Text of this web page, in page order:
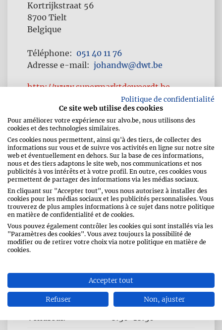
Kortrijkstraat 56
8700 Tielt
Belgique
Téléphone
051 40 11 76
Adresse e-mail
johandw@dwt.be
http://www.supermarktdeweerdt.be
HEURES D 'OUVERTURE
Jour
Time
slot
Lundi: 8:30-18:30
8:30-18:30
Jeudi: 8:30-18:30
Vendredi: 8:30-18:30
Politique de confidentialité
Ce site web utilise des cookies
Pour améliorer votre expérience sur alvo.be, nous utilisons des
cookies et des technologies similaires.
Ces cookies nous permettent, ainsi qu'à des tiers, de collecter des
informations sur vous et de suivre vos activités en ligne sur notre site
web et éventuellement en dehors. Sur la base de ces informations,
nous et des tiers adaptons le site web, nos communications et nos
publicités à vos intérêts et à votre profil. En outre, ces cookies vous
permettent de partager des informations via les médias sociaux.
En cliquant sur "Accepter tout", vous nous autorisez à installer des
cookies pour les médias sociaux et les publicités personnalisées. Vous
trouverez de plus amples informations à ce sujet dans notre politique
en matière de confidentialité et de cookies.
Vous pouvez également contrôler les cookies qui sont installés via les
"Paramètres des cookies". Vous avez toujours la possibilité de
modifier ou de retirer votre choix via notre politique en matière de
cookies.
Accepter tout
Refuser Non, ajuster